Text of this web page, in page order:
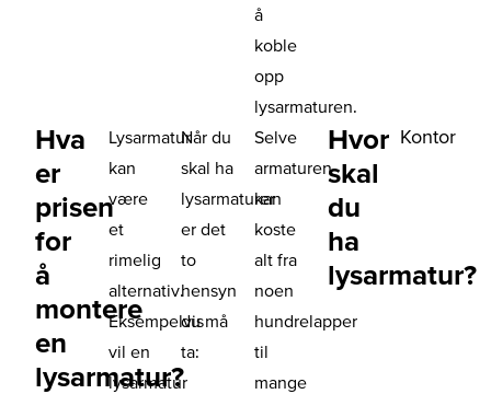
å
koble
opp
lysarmaturen.
Hva
er
prisen
for
å
montere
en
lysarmatur?
Lysarmatur
kan
være
et
rimelig
alternativ.
Eksempelvis
vil en
lysarmatur
Når du
skal ha
lysarmaturer
er det
to
hensyn
du må
ta:
Selve
armaturen
kan
koste
alt fra
noen
hundrelapper
til
mange
Hvor
skal
du
ha
lysarmatur?
Kontor